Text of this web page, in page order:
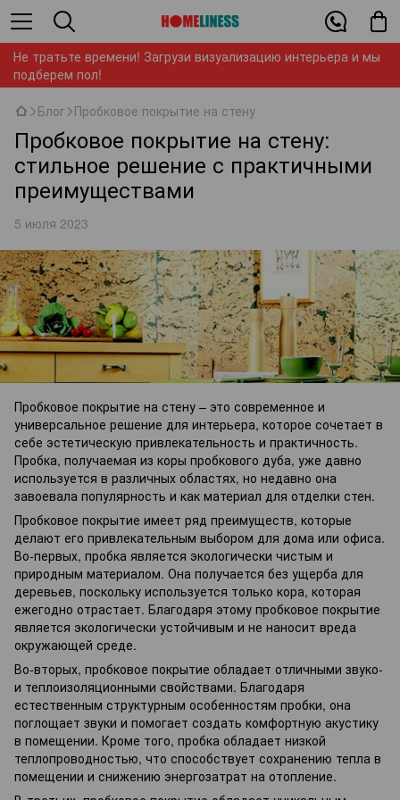
Не тратьте времени! Загрузи визуализацию интерьера и мы
подберем пол!
Блог Пробковое покрытие на стену
Пробковое покрытие на стену:
стильное решение с практичными
преимуществами
5 июля 2023
Пробковое покрытие на стену – это современное и
универсальное решение для интерьера, которое сочетает в
себе эстетическую привлекательность и практичность.
Пробка, получаемая из коры пробкового дуба, уже давно
используется в различных областях, но недавно она
завоевала популярность и как материал для отделки стен.
Пробковое покрытие имеет ряд преимуществ, которые
делают его привлекательным выбором для дома или офиса.
Во-первых, пробка является экологически чистым и
природным материалом. Она получается без ущерба для
деревьев, поскольку используется только кора, которая
ежегодно отрастает. Благодаря этому пробковое покрытие
является экологически устойчивым и не наносит вреда
окружающей среде.
Во-вторых, пробковое покрытие обладает отличными звуко-
и теплоизоляционными свойствами. Благодаря
естественным структурным особенностям пробки, она
поглощает звуки и помогает создать комфортную акустику
в помещении. Кроме того, пробка обладает низкой
теплопроводностью, что способствует сохранению тепла в
помещении и снижению энергозатрат на отопление.